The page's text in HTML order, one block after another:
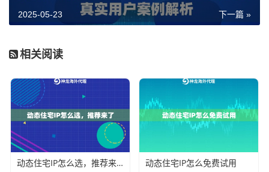
这里有个真实案例：某跨境电商团队用神龙的智能系统
后，账号存活周期从3天提升到97天。他们特别提到流量
理位置、语言时区等20多项参数，让平台检测不到异
常。
选动态IP服务要看哪些门道？
市面上的代理服务鱼龙混杂，教你三招辨真假：
检测项 劣质服务特征
优质服务特征
下一篇 »
2025-05-23
相关阅读
动态住宅IP怎么选，推荐来了 动态住宅IP怎么免费试用